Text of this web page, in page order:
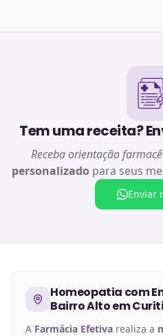
Tem uma receita?
Receba orientação
personalizado para seus
Enviar
Homeopatia com
Bairro Alto em
A Farmácia Efetiva realiza a